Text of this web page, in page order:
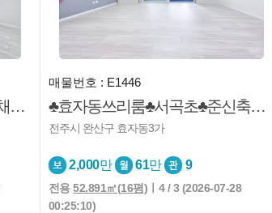
¤전주쓰리룸¤즉시입주¤엘베¤채광좋아요¤남향¤앞이트임
매물번호 : E1446
♣효자동쓰리룸♣서곡초♣준신축급♣구조좋음♣엘베♣깔끔♣즉시입주
전주시 완산구 효자동3가
2,000만 61만 9
전용52.891㎡(16평) ㅣ4 / 3 (2026-07-28
00:25:10)